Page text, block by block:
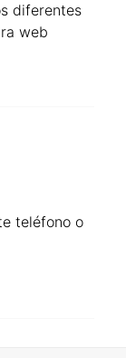
diferentes
web
teléfono o